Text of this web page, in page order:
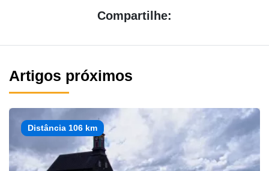
Compartilhe:
Artigos próximos
Distância 106 km